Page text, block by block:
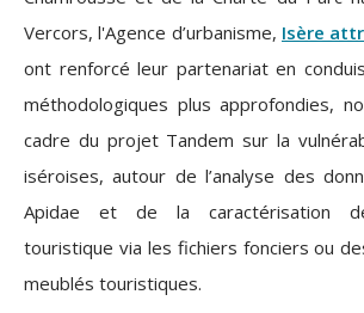
Vercors, l'Agence d’urbanisme, Isère
ont renforcé leur partenariat en
méthodologiques plus approfondies,
cadre du projet Tandem sur la
iséroises, autour de l’analyse des
Apidae et de la caractérisation de
touristique via les fichiers fonciers ou
meublés touristiques.